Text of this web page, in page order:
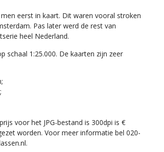
eerst in kaart. Dit waren vooral stroken
Pas later werd de rest van
heel Nederland.
schaal 1:25.000. De kaarten zijn zeer
voor het JPG-bestand is 300dpi is €
worden. Voor meer informatie bel 020-